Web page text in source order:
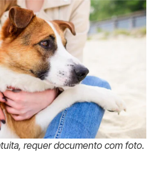
requer documento com foto.